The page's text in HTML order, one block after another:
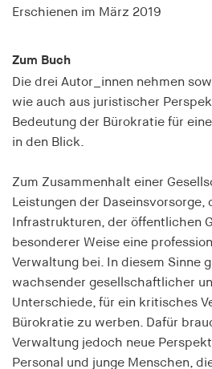
Erschienen im März 2019
Zum Buch
Die drei Autor_innen nehmen
wie auch aus juristischer
Bedeutung der Bürokratie für
in den Blick.
Zum Zusammenhalt einer
Leistungen der Daseinsvorsorge,
Infrastrukturen, der öffentlichen
besonderer Weise eine
Verwaltung bei. In diesem Sinne
wachsender gesellschaftlicher
Unterschiede, für ein kritisches
Bürokratie zu werben. Dafür
Verwaltung jedoch neue
Personal und junge Menschen,
Name:
Anbieter:
hamburger-edition.de
Zweck:
Speichert den
für Cookies auf der aktuellen
Cookie Laufzeit:
fe_typo_user
Name:
fe_typo_user
Anbieter:
Cookie Laufzeit: